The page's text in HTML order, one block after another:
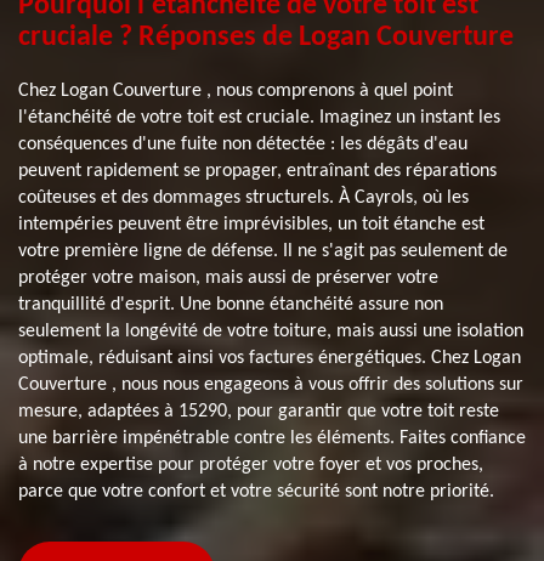
cruciale ? Réponses de Logan Couverture
Chez Logan Couverture , nous comprenons à quel point
l'étanchéité de votre toit est cruciale. Imaginez un instant les
conséquences d'une fuite non détectée : les dégâts d'eau
peuvent rapidement se propager, entraînant des réparations
coûteuses et des dommages structurels. À Cayrols, où les
intempéries peuvent être imprévisibles, un toit étanche est
votre première ligne de défense. Il ne s'agit pas seulement de
protéger votre maison, mais aussi de préserver votre
tranquillité d'esprit. Une bonne étanchéité assure non
seulement la longévité de votre toiture, mais aussi une isolation
optimale, réduisant ainsi vos factures énergétiques. Chez Logan
Couverture , nous nous engageons à vous offrir des solutions sur
mesure, adaptées à 15290, pour garantir que votre toit reste
une barrière impénétrable contre les éléments. Faites confiance
à notre expertise pour protéger votre foyer et vos proches,
parce que votre confort et votre sécurité sont notre priorité.